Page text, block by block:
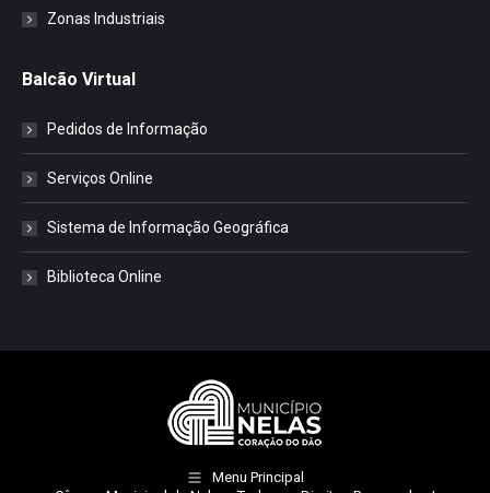
Zonas Industriais
Balcão Virtual
Pedidos de Informação
Serviços Online
Sistema de Informação Geográfica
Biblioteca Online
Menu Principal